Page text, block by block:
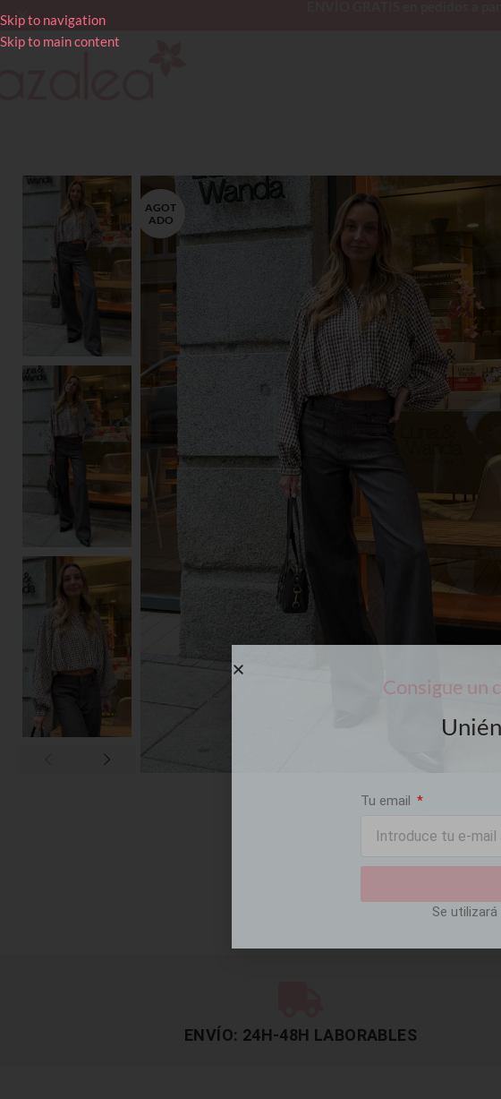
Skip to navigation
Skip to main content
AGOT
ADO
ENVÍO: 24H-48H LABORABLES
Consigue un
Tu email
Se